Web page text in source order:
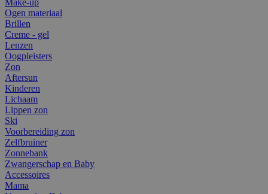
Ogen materiaal
Brillen
Creme - gel
Lenzen
Oogpleisters
Zon
Aftersun
Kinderen
Lichaam
Lippen zon
Ski
Voorbereiding zon
Zelfbruiner
Zonnebank
Zwangerschap en Baby
Accessoires
Mama